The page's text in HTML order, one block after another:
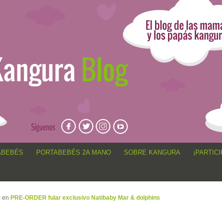
anécdotas de porteo, sorteos, concursos, artículos,
PORTABEBÉS 2A MANO SOBRE KANGURA
en PRE-ORDER fular exclusivo Natibaby Mar & dolphins